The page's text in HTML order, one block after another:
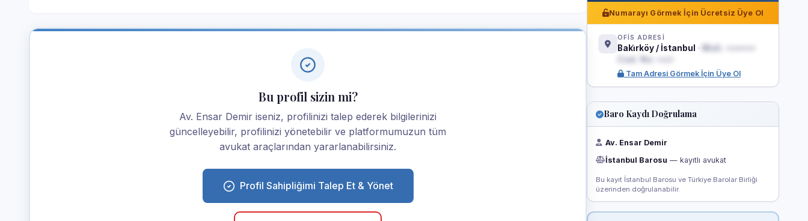
Bu profil sizin mi?
Av. Ensar Demir iseniz, profilinizi talep ederek bilgilerinizi
güncelleyebilir, profilinizi yönetebilir ve platformumuzun tüm
avukat araçlarından yararlanabilirsiniz.
Profil Sahipliğimi Talep Et & Yönet
Numarayı Görmek İçin Ücretsiz Üye Ol
OFİS ADRESİ
Baki̇rköy / İstanbul ·
Cad. No: ••/•
Tam Adresi Görmek İçin Üye Ol
Baro Kaydı Doğrulama
Av. Ensar Demir
İstanbul Barosu — kayıtlı avukat
Bu kayıt İstanbul Barosu ve Türkiye Barolar Birliği
üzerinden doğrulanabilir.